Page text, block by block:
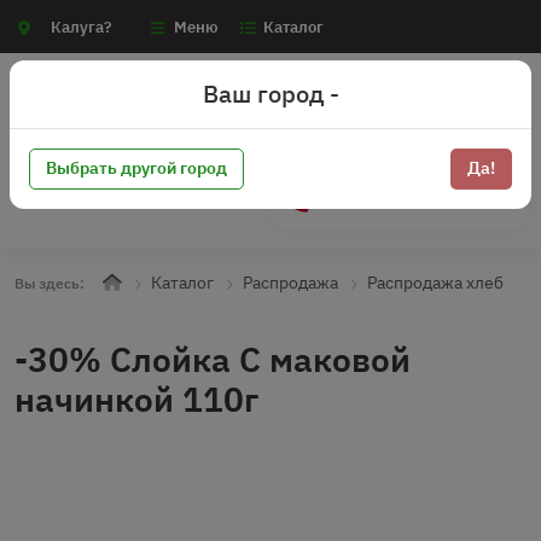
Калуга? Меню Каталог
Вы здесь: Каталог Распродажа Распродажа хлеб
-30% Слойка С маковой
начинкой 110г
Ваш город -
Выбрать другой город Да!